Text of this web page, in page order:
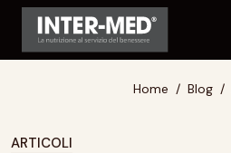
Home Blog
ARTICOLI